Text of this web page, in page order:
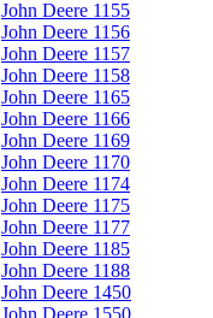
John Deere 1155
John Deere 1156
John Deere 1157
John Deere 1158
John Deere 1165
John Deere 1166
John Deere 1169
John Deere 1170
John Deere 1174
John Deere 1175
John Deere 1177
John Deere 1185
John Deere 1188
John Deere 1450
John Deere 1550